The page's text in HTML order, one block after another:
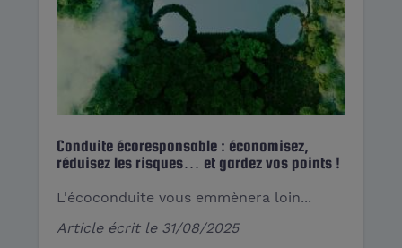
Conduite écoresponsable : économisez,
réduisez les risques… et gardez vos points !
L'écoconduite vous emmènera loin...
Article écrit le 31/08/2025